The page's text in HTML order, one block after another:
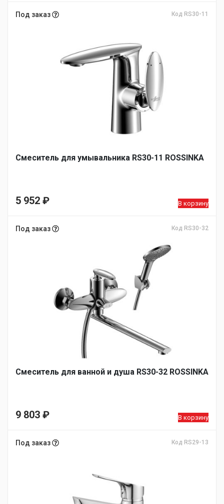
Под заказ Код RS30-11
Смеситель для умывальника RS30-11 ROSSINKA
5 952 ₽ В корзину
Под заказ Код RS30-32
Смеситель для ванной и душа RS30-32 ROSSINKA
9 803 ₽ В корзину
Под заказ Код RS29-13